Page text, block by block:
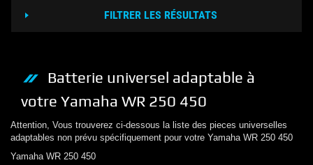
FILTRER LES RÉSULTATS
Batterie universel adaptable à
votre Yamaha WR 250 450
Attention, Vous trouverez ci-dessous la liste des pieces universelles
adaptables non prévu spécifiquement pour votre Yamaha WR 250 450
Yamaha WR 250 450